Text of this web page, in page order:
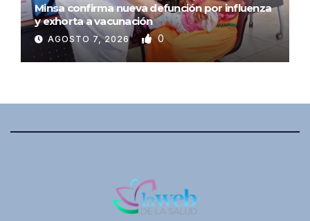
Minsa confirma nueva defunción por influenza
y exhorta a vacunación
AGOSTO 7, 2026 0